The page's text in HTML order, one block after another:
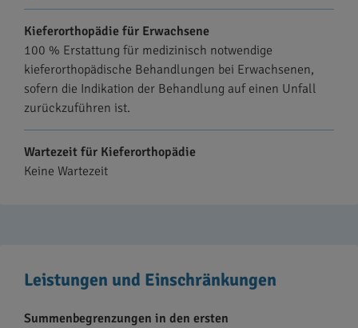
Kieferorthopädie für Erwachsene
100 % Erstattung für medizinisch notwendige
kieferorthopädische Behandlungen bei Erwachsenen,
sofern die Indikation der Behandlung auf einen Unfall
zurückzuführen ist.
Wartezeit für Kieferorthopädie
Keine Wartezeit
Leistungen und Einschränkungen
Summenbegrenzungen in den ersten